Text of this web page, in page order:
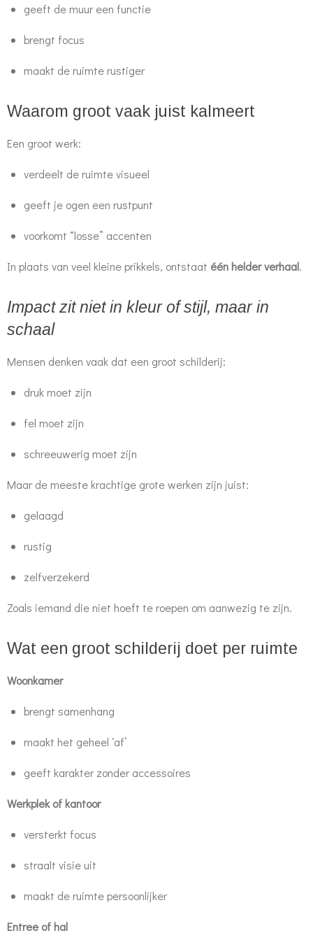
geeft de muur een functie
brengt focus
maakt de ruimte rustiger
Waarom groot vaak juist kalmeert
Een groot werk:
verdeelt de ruimte visueel
geeft je ogen een rustpunt
voorkomt “losse” accenten
In plaats van veel kleine prikkels, ontstaat één helder verhaal.
Impact zit niet in kleur of stijl, maar in
schaal
Mensen denken vaak dat een groot schilderij:
druk moet zijn
fel moet zijn
schreeuwerig moet zijn
Maar de meeste krachtige grote werken zijn juist:
gelaagd
rustig
zelfverzekerd
Zoals iemand die niet hoeft te roepen om aanwezig te zijn.
Wat een groot schilderij doet per ruimte
Woonkamer
brengt samenhang
maakt het geheel ‘af’
geeft karakter zonder accessoires
Werkplek of kantoor
versterkt focus
straalt visie uit
maakt de ruimte persoonlijker
Entree of hal